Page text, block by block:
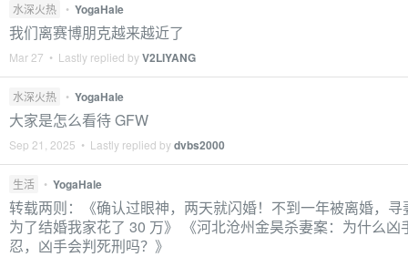
水深火热 • YogaHale
我们离赛博朋克越来越近了
Mar 27 • Lastly replied byV2LIYANG
水深火热 • YogaHale
大家是怎么看待 GFW
Sep 21, 2025 • Lastly replied bydvbs2000
生活 • YogaHale
转载两则：《确认过眼神，两天就闪婚！不到一年被离婚，寻
为了结婚我家花了 30 万》 《河北沧州金昊杀妻案：为什么凶
忍，凶手会判死刑吗？》